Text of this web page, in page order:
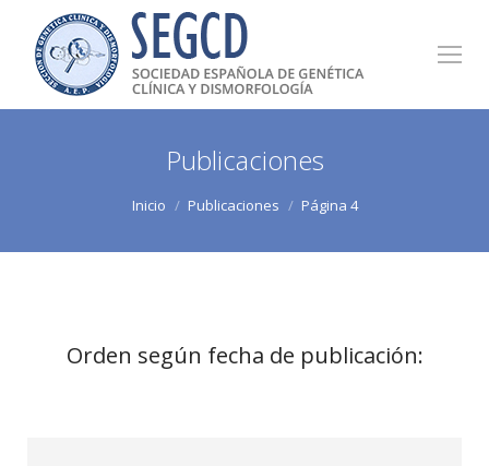
Publicaciones
Inicio Publicaciones Página 4
Orden según fecha de publicación: